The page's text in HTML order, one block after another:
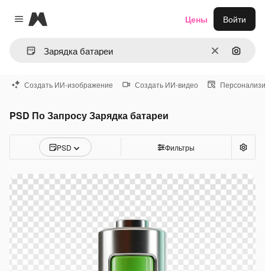
Close menu
Magnific
ОчиститьПоиск
Цены Войти
Создать ИИ-изображение Создать ИИ-видео
PSD По Запросу Зарядка батареи
PSD Фильтры